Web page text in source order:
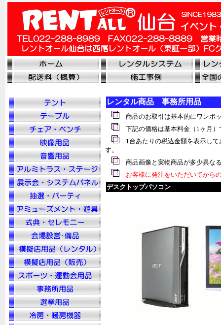
レンタル商品 事務所用品
商品のお取引は基本的にワンボ
下記の価格は基本料金（1ヶ月）
1台あたりの税込金額を表示して
す。
商品画像と実物商品が多少異な
お客様に発注をいただいてから
デスクトップパソコン